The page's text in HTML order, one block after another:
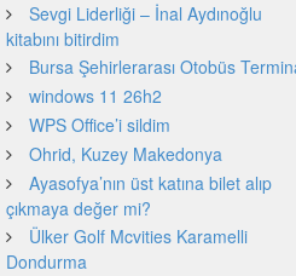
Sevgi Liderliği – İnal Aydınoğlu
kitabını bitirdim
Bursa Şehirlerarası Otobüs
windows 11 26h2
WPS Office’i sildim
Ohrid, Kuzey Makedonya
Ayasofya’nın üst katına bilet alıp
çıkmaya değer mi?
Ülker Golf Mcvities Karamelli
Dondurma